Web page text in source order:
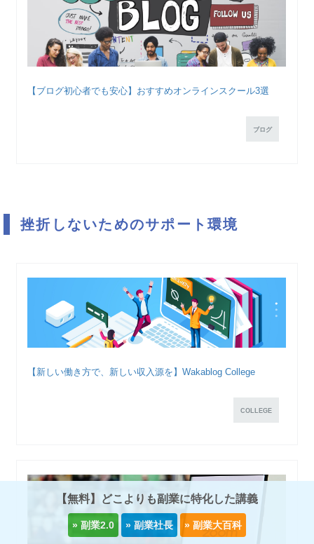
【ブログ初心者でも安心】おすすめオンラインスクール3選
ブログ
挫折しないためのサポート環境
【新しい働き方で、新しい収入源を】Wakablog College
COLLEGE
【無料】どこよりも副業に特化した講義